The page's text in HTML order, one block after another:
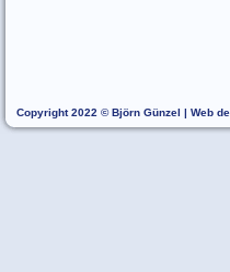
Copyright 2022 © Björn Günzel | Web